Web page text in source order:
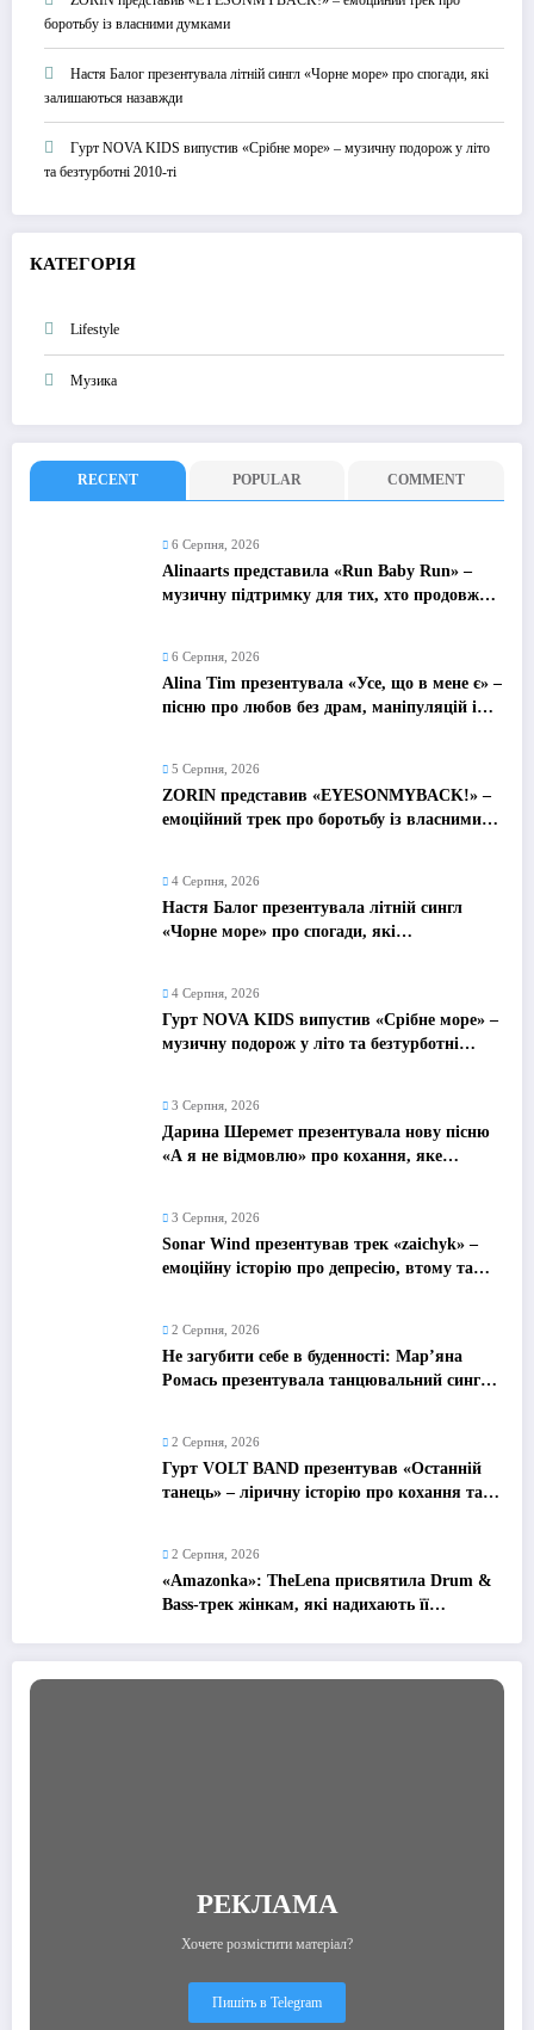
боротьбу із власними думками
Настя Балог презентувала літній сингл «Чорне море» про спогади, які
залишаються назавжди
Гурт NOVA KIDS випустив «Срібне море» – музичну подорож у літо
та безтурботні 2010-ті
КАТЕГОРІЯ
Lifestyle
Музика
RECENT POPULAR COMMENT
6 Серпня, 2026
Alinaarts представила «Run Baby Run» –
музичну підтримку для тих, хто продовжує
6 Серпня, 2026
Alina Tim презентувала «Усе, що в мене є» –
пісню про любов без драм, маніпуляцій і
5 Серпня, 2026
ZORIN представив «EYESONMYBACK!» –
емоційний трек про боротьбу із власними
4 Серпня, 2026
Настя Балог презентувала літній сингл
«Чорне море» про спогади, які
4 Серпня, 2026
Гурт NOVA KIDS випустив «Срібне море» –
музичну подорож у літо та безтурботні
3 Серпня, 2026
Дарина Шеремет презентувала нову пісню
«А я не відмовлю» про кохання, яке
3 Серпня, 2026
Sonar Wind презентував трек «zaichyk» –
емоційну історію про депресію, втому та
2 Серпня, 2026
Не загубити себе в буденності: Мар’яна
Ромась презентувала танцювальний сингл
2 Серпня, 2026
Гурт VOLT BAND презентував «Останній
танець» – ліричну історію про кохання та
2 Серпня, 2026
«Amazonka»: TheLena присвятила Drum &
Bass-трек жінкам, які надихають її
РЕКЛАМА
Хочете розмістити матеріал?
Пишіть в Telegram